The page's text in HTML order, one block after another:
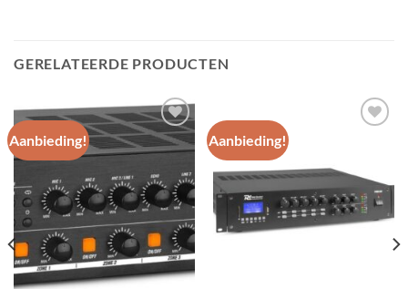
GERELATEERDE PRODUCTEN
Aanbieding!
Toevoegen
aan
wenslijst
Aanbieding!
Toevoegen
aan
wenslijst